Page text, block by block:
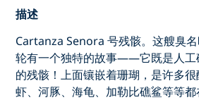
描述
Cartanza Senora 号残骸。这艘臭
轮有一个独特的故事——它既是人工
的残骸！上面镶嵌着珊瑚，是许多
虾、河豚、海龟、加勒比礁鲨等等都